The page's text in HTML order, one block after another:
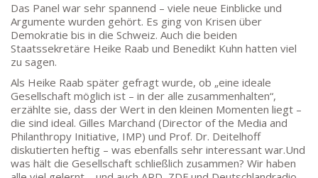
Das Panel war sehr spannend – viele neue Einblicke und
Argumente wurden gehört. Es ging von Krisen über
Demokratie bis in die Schweiz. Auch die beiden
Staatssekretäre Heike Raab und Benedikt Kuhn hatten viel
zu sagen.
Als Heike Raab später gefragt wurde, ob „eine ideale
Gesellschaft möglich ist – in der alle zusammenhalten“,
erzählte sie, dass der Wert in den kleinen Momenten liegt –
die sind ideal. Gilles Marchand (Director of the Media and
Philanthropy Initiative, IMP) und Prof. Dr. Deitelhoff
diskutierten heftig – was ebenfalls sehr interessant war.Und
was hält die Gesellschaft schließlich zusammen? Wir haben
Fr: 9:30 – 13:30 Uhr
TEL: 069-212-36869
SCHULLEITUNG
Schulleiterin: Dr. Ute Utech (OStD’n)
stellv. Schulleitung: nn
Studienleiter: Marco Penirschke (StD)
Erweiterte Schulleitung:Hans-Dieter Bunger (StD),